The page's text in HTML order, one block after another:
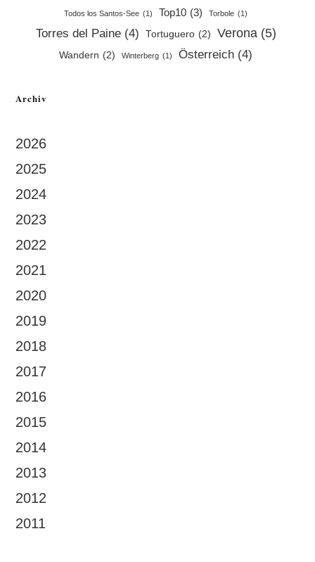
Todos los Santos-See (1) Top10 (3) Torbole (1)
Torres del Paine (4) Tortuguero (2) Verona (5)
Wandern (2) Winterberg (1) Österreich (4)
Archiv
2026
2025
2024
2023
2022
2021
2020
2019
2018
2017
2016
2015
2014
2013
2012
2011